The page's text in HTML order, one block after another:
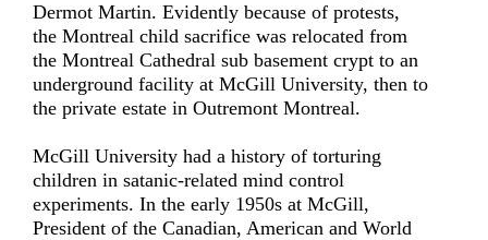
Dermot Martin. Evidently because of protests,
the Montreal child sacrifice was relocated from
the Montreal Cathedral sub basement crypt to an
underground facility at McGill University, then to
the private estate in Outremont Montreal.
McGill University had a history of torturing
children in satanic-related mind control
experiments. In the early 1950s at McGill,
President of the Canadian, American and World